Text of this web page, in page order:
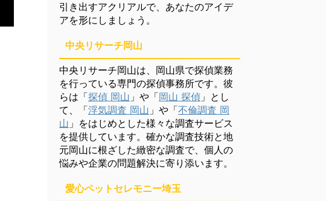
引き出すアクリアルで、あなたのアイデ
アを形にしましょう。
中央リサーチ岡山
中央リサーチ岡山は、岡山県で探偵業務
を行っている専門の探偵事務所です。彼
らは「探偵 岡山 」や「岡山 探偵 」とし
て、「浮気調査 岡山 」や「不倫調査 岡
山 」をはじめとした様々な調査サービス
を提供しています。確かな調査技術と地
元岡山に根ざした緻密な調査で、個人の
悩みや企業の問題解決に寄り添います。
愛心ペットセレモニー埼玉